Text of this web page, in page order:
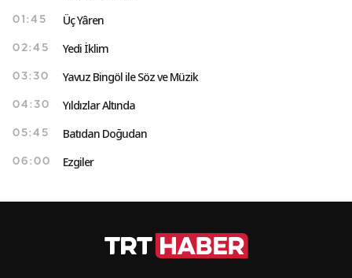
01:45 Üç Yâren
02:45 Yedi İklim
03:30 Yavuz Bingöl ile Söz ve Müzik
04:30 Yıldızlar Altında
05:45 Batıdan Doğudan
06:00 Ezgiler